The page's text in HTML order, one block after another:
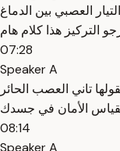
العصبي بين الدماغ
07:28
Speaker A
تاني العصب الحائر
08:14
Speaker A